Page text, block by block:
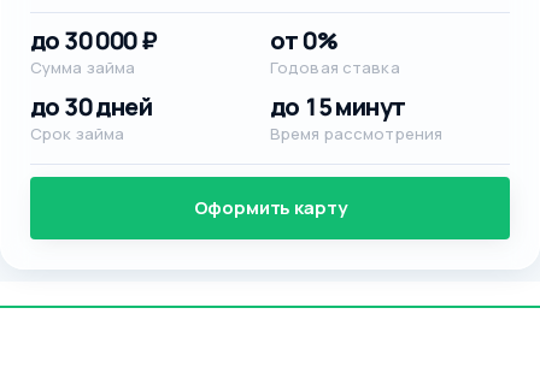
до 30 000 ₽
Сумма займа
от 0%
Годовая ставка
до 30 дней
Срок займа
до 15 минут
Время рассмотрения
Оформить карту